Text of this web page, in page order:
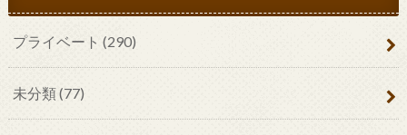
プライベート (290)
未分類(77)